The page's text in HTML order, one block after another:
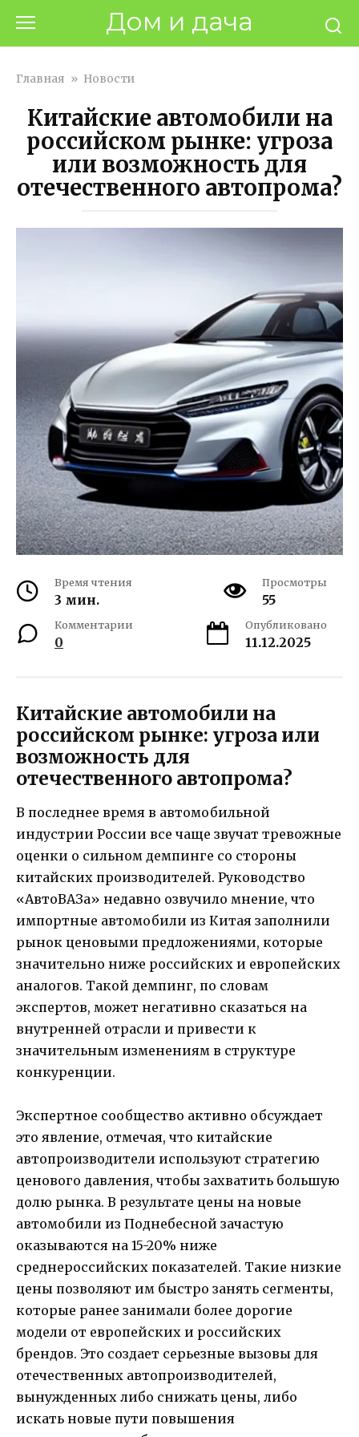
контенту
Дом и дача
Главная » Новости
Китайские автомобили на
российском рынке: угроза
или возможность для
отечественного автопрома?
Время чтения
3 мин.
Просмотры
55
Комментарии
0
Опубликовано
11.12.2025
Китайские автомобили на
российском рынке: угроза или
возможность для
отечественного автопрома?
В последнее время в автомобильной
индустрии России все чаще звучат тревожные
оценки о сильном демпинге со стороны
китайских производителей. Руководство
«АвтоВАЗа» недавно озвучило мнение, что
импортные автомобили из Китая заполнили
рынок ценовыми предложениями, которые
значительно ниже российских и европейских
аналогов. Такой демпинг, по словам
экспертов, может негативно сказаться на
внутренней отрасли и привести к
значительным изменениям в структуре
конкуренции.
Экспертное сообщество активно обсуждает
это явление, отмечая, что китайские
автопроизводители используют стратегию
ценового давления, чтобы захватить большую
долю рынка. В результате цены на новые
автомобили из Поднебесной зачастую
оказываются на 15-20% ниже
среднероссийских показателей. Такие низкие
цены позволяют им быстро занять сегменты,
которые ранее занимали более дорогие
модели от европейских и российских
брендов. Это создает серьезные вызовы для
отечественных автопроизводителей,
вынужденных либо снижать цены, либо
искать новые пути повышения